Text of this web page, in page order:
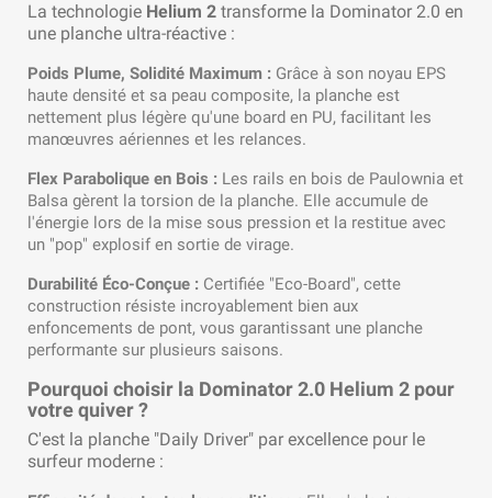
La technologie Helium 2 transforme la Dominator 2.0 en
une planche ultra-réactive :
Poids Plume, Solidité Maximum : Grâce à son noyau EPS
haute densité et sa peau composite, la planche est
nettement plus légère qu'une board en PU, facilitant les
manœuvres aériennes et les relances.
Flex Parabolique en Bois : Les rails en bois de Paulownia et
Balsa gèrent la torsion de la planche. Elle accumule de
l'énergie lors de la mise sous pression et la restitue avec
un "pop" explosif en sortie de virage.
Durabilité Éco-Conçue : Certifiée "Eco-Board", cette
construction résiste incroyablement bien aux
enfoncements de pont, vous garantissant une planche
performante sur plusieurs saisons.
Pourquoi choisir la Dominator 2.0 Helium 2 pour
votre quiver ?
C'est la planche "Daily Driver" par excellence pour le
surfeur moderne :